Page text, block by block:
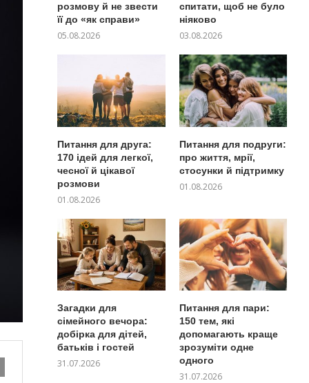
розмову й не звести
її до «як справи»
05.08.2026
спитати, щоб не було
ніяково
03.08.2026
Питання для друга:
170 ідей для легкої,
чесної й цікавої
розмови
01.08.2026
Питання для подруги:
про життя, мрії,
стосунки й підтримку
01.08.2026
Загадки для
сімейного вечора:
добірка для дітей,
батьків і гостей
31.07.2026
Питання для пари:
150 тем, які
допомагають краще
зрозуміти одне
одного
31.07.2026